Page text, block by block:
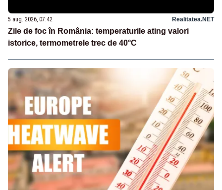
5 aug. 2026, 07:42 Realitatea.NET
Zile de foc în România: temperaturile ating valori
istorice, termometrele trec de 40°C